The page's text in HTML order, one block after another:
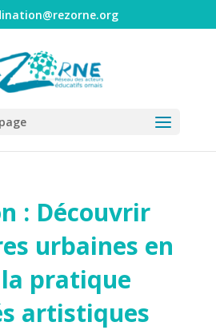
: Découvrir
urbaines en
pratique
artistiques